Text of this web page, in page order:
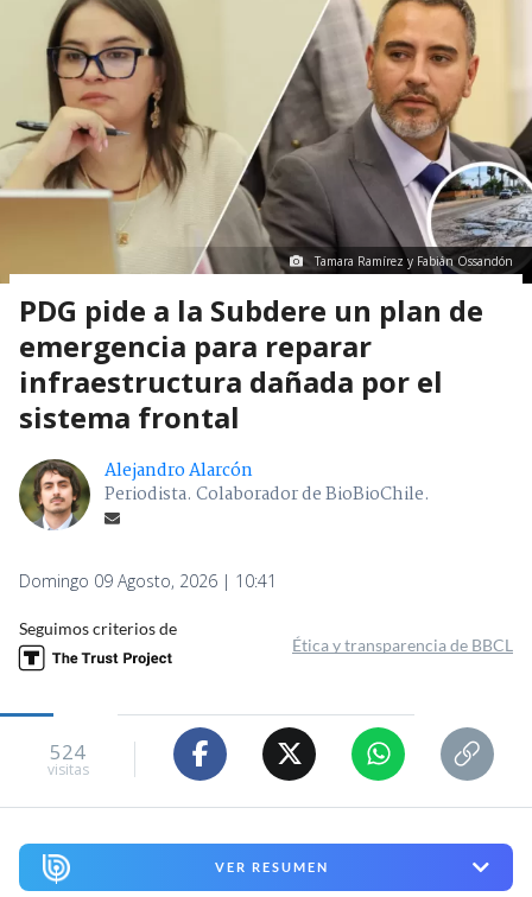
Tamara Ramírez y Fabián Ossandón
PDG pide a la Subdere un plan de
emergencia para reparar
infraestructura dañada por el
sistema frontal
Alejandro Alarcón
Periodista. Colaborador de BioBioChile.
Domingo 09 Agosto, 2026 | 10:41
Seguimos criterios de
Ética y transparencia de BBCL
524
visitas
VER RESUMEN